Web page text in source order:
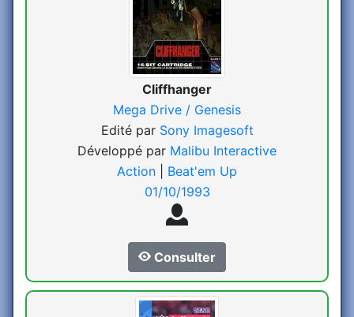
Cliffhanger
Mega Drive / Genesis
Edité par Sony Imagesoft
Développé par Malibu Interactive
Action
Beat'em Up
01/10/1993
Consulter